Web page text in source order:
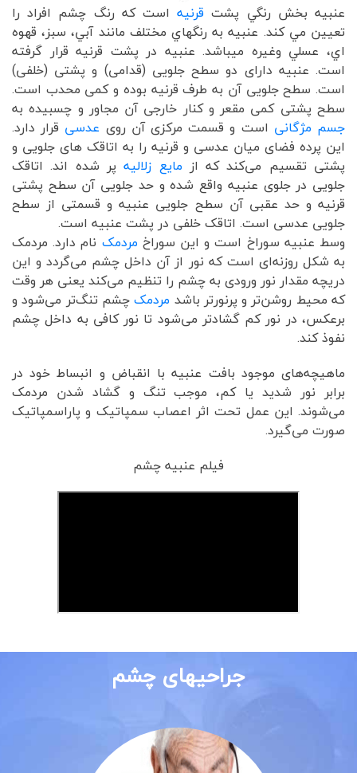
عنبيه بخش رنگي پشت قرنيهاست كه رنگ چشم افراد را
تعيين مي كند. عنبيه به رنگهاي مختلف مانند آبي، سبز، قهوه
‏اي، عسلي وغيره مي‏باشد. عنبیه در پشت قرنیه قرار گرفته‌
است. عنبیه دارای دو سطح جلویی (قدامی) و پشتی (خلفی)
است. سطح جلویی آن به طرف قرنیه بوده و کمی محدب است.
سطح پشتی کمی مقعر و کنار خارجی آن مجاور و چسبیده به
جسم مژگانی است و قسمت مرکزی آن روی عدسی قرار دارد.
این پرده فضای میان عدسی و قرنیه را به اتاقک های جلویی و
پشتی تقسیم می‌کند که از مایع زلالیهپر شده اند. اتاقک
جلویی در جلوی عنبیه واقع شده و حد جلویی آن سطح پشتی
قرنیه و حد عقبی آن سطح جلویی عنبیه و قسمتی از سطح
جلویی عدسی است. اتاقک خلفی در پشت عنبیه است.
وسط عنبیه سوراخ است و این سوراخ مردمک نام دارد. مردمک
به شکل روزنه‌ای است که نور از آن داخل چشم می‌گردد و این
دریچه مقدار نور ورودی به چشم را تنظیم می‌کند یعنی هر وقت
که محیط روشن‌تر و پرنورتر باشد مردمکچشم تنگ‌تر می‌شود و
برعکس، در نور کم گشادتر می‌شود تا نور کافی به داخل چشم
نفوذ کند.
ماهیچه‌های موجود بافت عنبیه با انقباض و انبساط خود در
برابر نور شدید یا کم، موجب تنگ و گشاد شدن مردمک
می‌شوند. این عمل تحت اثر اعصاب سمپاتیک و پاراسمپاتیک
صورت می‌گیرد.
فیلم عنبیه چشم
جراحیهای چشم